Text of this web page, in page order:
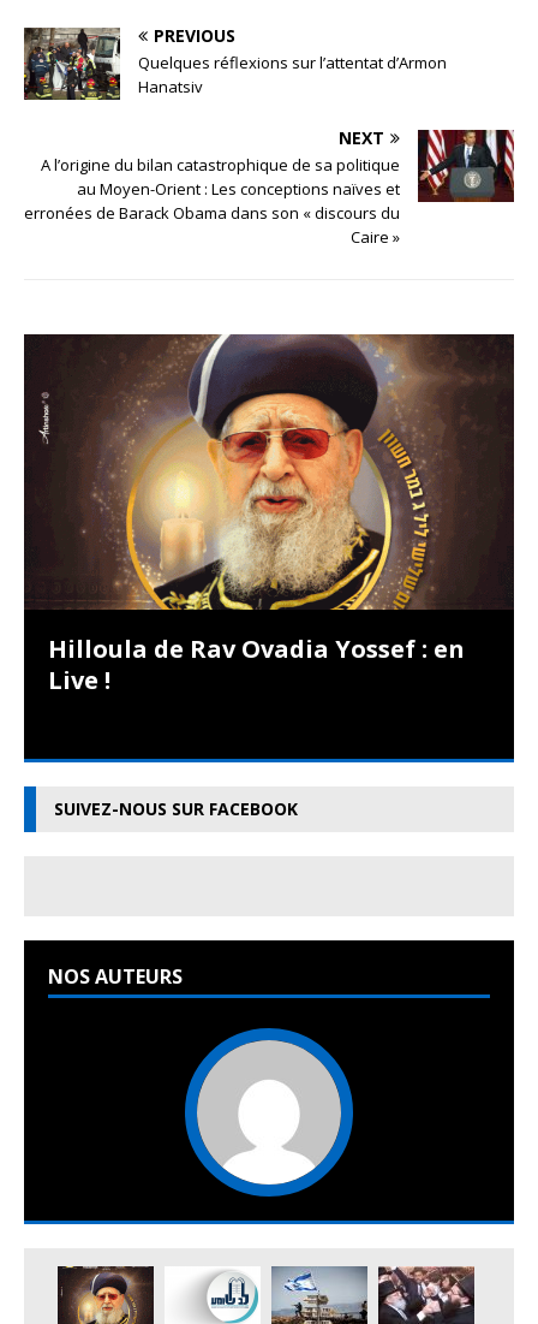
PREVIOUS
Quelques réflexions sur l’attentat d’Armon
Hanatsiv
NEXT
A l’origine du bilan catastrophique de sa politique
au Moyen-Orient : Les conceptions naïves et
erronées de Barack Obama dans son « discours du
Caire »
Hilloula de Rav Ovadia Yossef : en
Live !
SUIVEZ-NOUS SUR FACEBOOK
NOS AUTEURS